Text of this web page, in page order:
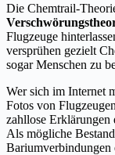
Die Chemtrail-
Flugzeuge
versprühen gezielt
sogar Menschen zu
Wer sich im Internet
Fotos von
zahllose Erklärungen
Als mögliche
Bariumverbindungen